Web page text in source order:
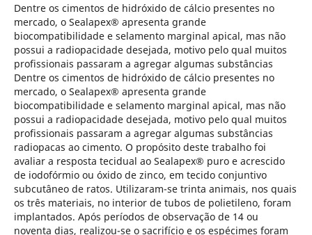
Dentre os cimentos de hidróxido de cálcio presentes no
mercado, o Sealapex® apresenta grande
biocompatibilidade e selamento marginal apical, mas não
possui a radiopacidade desejada, motivo pelo qual muitos
profissionais passaram a agregar algumas substâncias
Dentre os cimentos de hidróxido de cálcio presentes no
mercado, o Sealapex® apresenta grande
biocompatibilidade e selamento marginal apical, mas não
possui a radiopacidade desejada, motivo pelo qual muitos
profissionais passaram a agregar algumas substâncias
radiopacas ao cimento. O propósito deste trabalho foi
avaliar a resposta tecidual ao Sealapex® puro e acrescido
de iodofórmio ou óxido de zinco, em tecido conjuntivo
subcutâneo de ratos. Utilizaram-se trinta animais, nos quais
os três materiais, no interior de tubos de polietileno, foram
implantados. Após períodos de observação de 14 ou
noventa dias, realizou-se o sacrifício e os espécimes foram